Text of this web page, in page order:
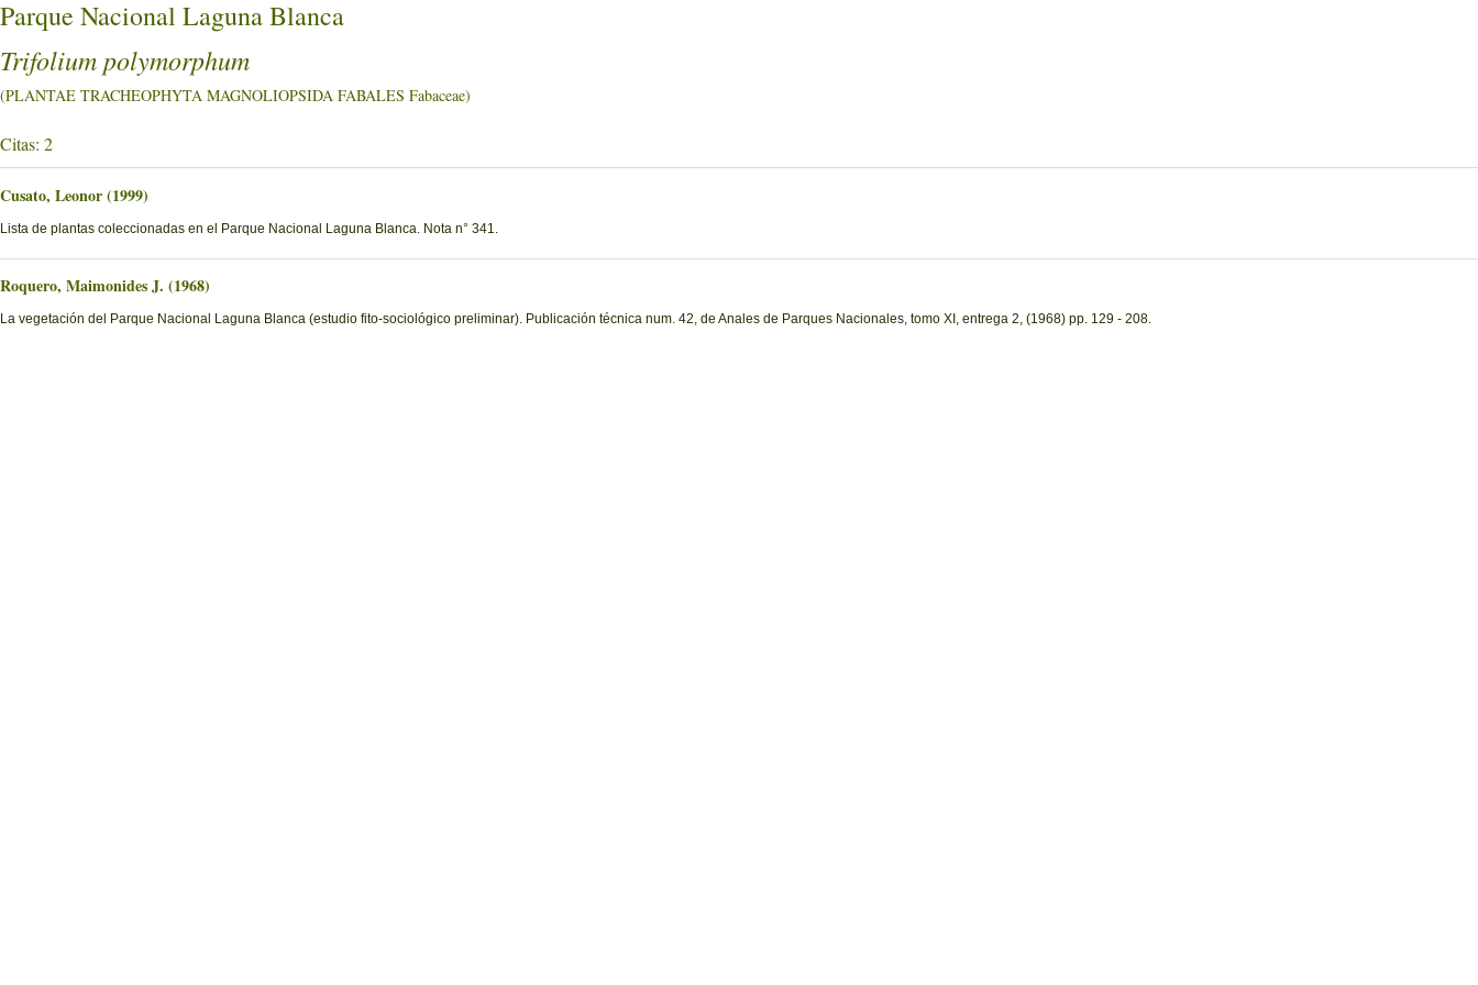
Parque Nacional Laguna Blanca
Trifolium polymorphum
(PLANTAE TRACHEOPHYTA MAGNOLIOPSIDA FABALES Fabaceae)
Citas: 2
Cusato, Leonor (1999)
Lista de plantas coleccionadas en el Parque Nacional Laguna Blanca. Nota n° 341.
Roquero, Maimonides J. (1968)
La vegetación del Parque Nacional Laguna Blanca (estudio fito-sociológico preliminar). Publicación técnica num. 42, de Anales de Parques Nacionales, tomo XI, entrega 2, (1968) pp. 129 - 208.